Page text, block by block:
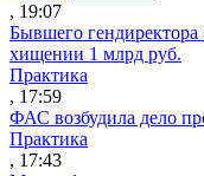
, 19:07
Бывшего
хищении 1 млрд руб.
Практика
, 17:59
ФАС возбудила дело
Практика
, 17:43